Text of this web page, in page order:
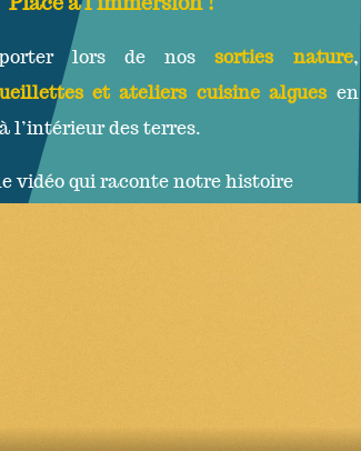
porter lors de nossorties nature,
et ateliers cuisine alguesen
l’intérieur des terres.
vidéo qui raconte notre histoire